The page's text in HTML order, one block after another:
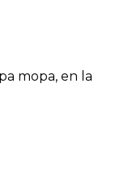
mopa, en la